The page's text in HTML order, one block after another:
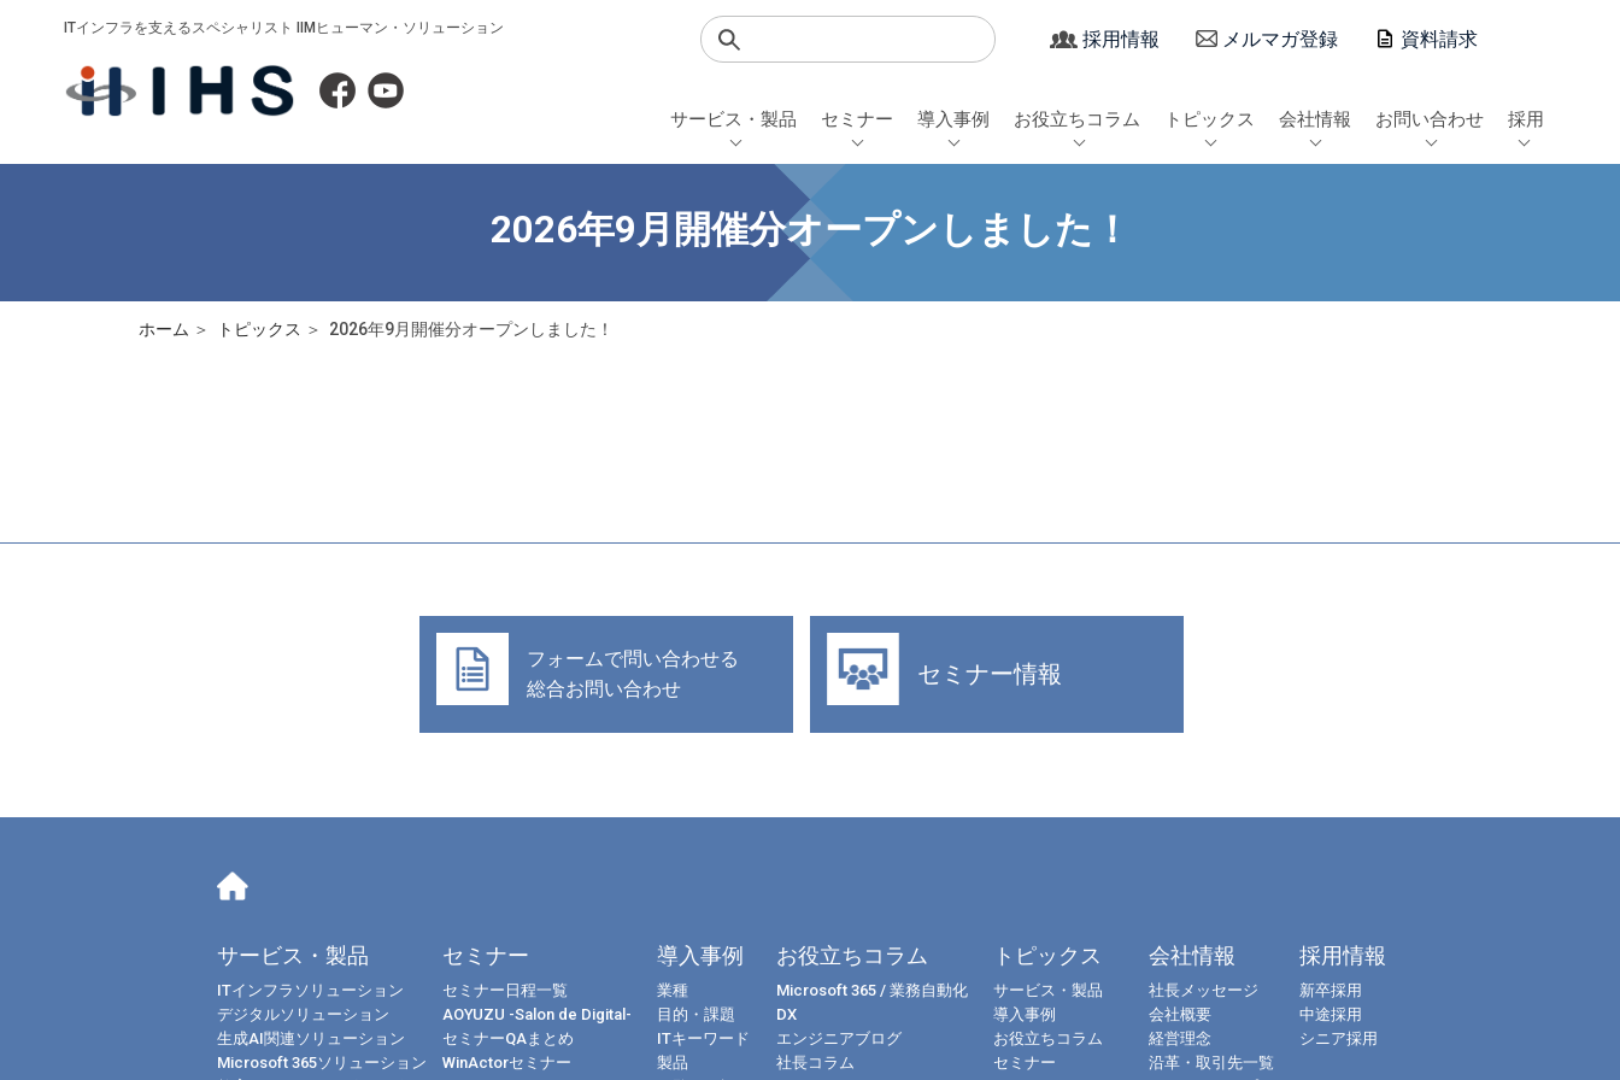
ITインフラを支えるスペシャリスト IIMヒューマン・ソリューション 採用情報 メルマガ登録 資料請求
サービス・製品 セミナー 導入事例 お役立ちコラム トピックス 会社情報 お問い合わせ 採用
2026年9月開催分オープンしました！
ホーム トピックス 2026年9月開催分オープンしました！
フォームで問い合わせる
総合お問い合わせ
セミナー情報
サービス・製品
ITインフラソリューション
デジタルソリューション
生成AI関連ソリューション
Microsoft 365ソリューション
セミナー
セミナー日程一覧
AOYUZU -Salon de Digital-
セミナーQAまとめ
WinActorセミナー
導入事例
業種
目的・課題
ITキーワード
製品
お役立ちコラム
Microsoft 365 / 業務自動化
DX
エンジニアブログ
社長コラム
トピックス
サービス・製品
導入事例
お役立ちコラム
セミナー
会社情報
社長メッセージ
会社概要
経営理念
沿革・取引先一覧
採用情報
新卒採用
中途採用
シニア採用